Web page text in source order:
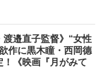
渡邉直子監督》“女性
作に黒木瞳・西岡德
《映画『月がみて